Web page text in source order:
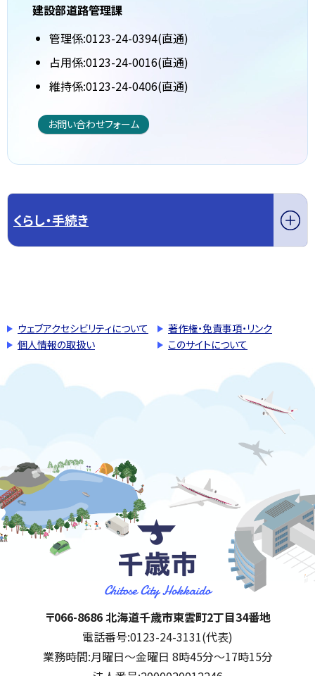
建設部道路管理課
管理係:0123-24-0394(直通)
占用係:0123-24-0016(直通)
維持係:0123-24-0406(直通)
お問い合わせフォーム
くらし・手続き
ウェブアクセシビリティについて
著作権・免責事項・リンク
個人情報の取扱い
このサイトについて
千歳市
住所:
〒066-8686 北海道千歳市東雲町2丁目34番地
電話番号:0123-24-3131(代表)
業務時間:月曜日～金曜日 8時45分～17時15分